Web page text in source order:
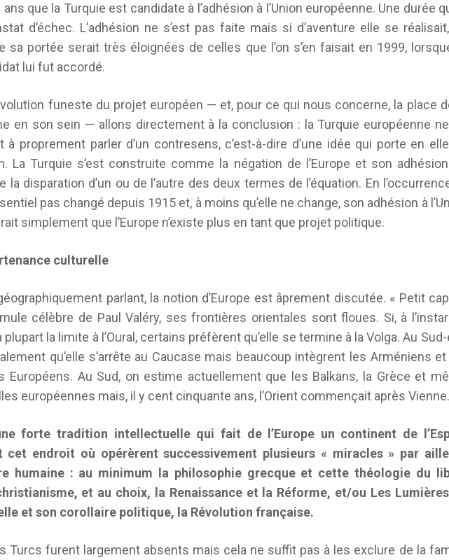
que la Turquie est candidate à l’adhésion à l’Union européenne. Une durée
d’échec. L’adhésion ne s’est pas faite mais si d’aventure elle se
sa portée serait très éloignées de celles que l’on s’en faisait en 1999,
lui fut accordé.
funeste du projet européen — et, pour ce qui nous concerne, la place
en son sein — allons directement à la conclusion : la Turquie européenne
à proprement parler d’un contresens, c’est-à-dire d’une idée qui porte en
La Turquie s’est construite comme la négation de l’Europe et son
la disparation d’un ou de l’autre des deux termes de l’équation. En
pas changé depuis 1915 et, à moins qu’elle ne change, son adhésion à
simplement que l’Europe n’existe plus en tant que projet politique.
culturelle
parlant, la notion d’Europe est âprement discutée. « Petit
célèbre de Paul Valéry, ses frontières orientales sont floues. Si, à
plupart la limite à l’Oural, certains préfèrent qu’elle se termine à la Volga. Au
qu’elle s’arrête au Caucase mais beaucoup intègrent les Arméniens
Européens. Au Sud, on estime actuellement que les Balkans, la Grèce et
européennes mais, il y cent cinquante ans, l’Orient commençait après Vienne.
forte tradition intellectuelle qui fait de l’Europe un continent de
cet endroit où opérèrent successivement plusieurs « miracles » par
humaine : au minimum la philosophie grecque et cette théologie du
et au choix, la Renaissance et la Réforme, et/ou Les
et son corollaire politique, la Révolution française.
Turcs furent largement absents mais cela ne suffit pas à les exclure de la